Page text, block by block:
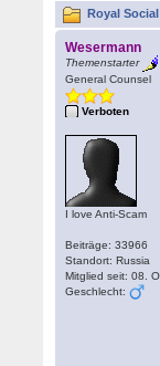
Royal
Wesermann
Themenstarter
General Counsel
Verboten
I love Anti-Scam
Beiträge: 33966
Standort: Russia
Mitglied seit: 08.
Geschlecht: